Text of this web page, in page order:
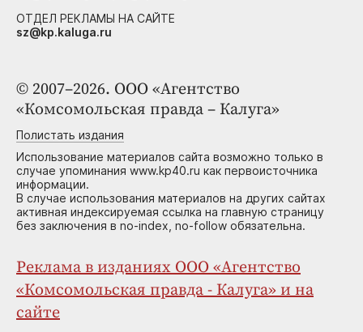
© 2007–2026. ООО «Агентство
«Комсомольская правда – Калуга»
Полистать издания
Использование материалов сайта возможно только в
случае упоминания www.kp40.ru как первоисточника
информации.
В случае использования материалов на других сайтах
активная индексируемая ссылка на главную страницу
без заключения в no-index, no-follow обязательна.
Реклама в изданиях ООО «Агентство
«Комсомольская правда - Калуга» и на
сайте
ОТДЕЛ РЕКЛАМЫ НА САЙТЕ
sz@kp.kaluga.ru